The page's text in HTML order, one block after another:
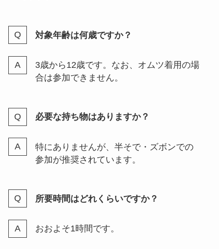
対象年齢は何歳ですか？
3歳から12歳です。なお、オムツ着用の場
合は参加できません。
必要な持ち物はありますか？
特にありませんが、半そで・ズボンでの
参加が推奨されています。
所要時間はどれくらいですか？
おおよそ1時間です。